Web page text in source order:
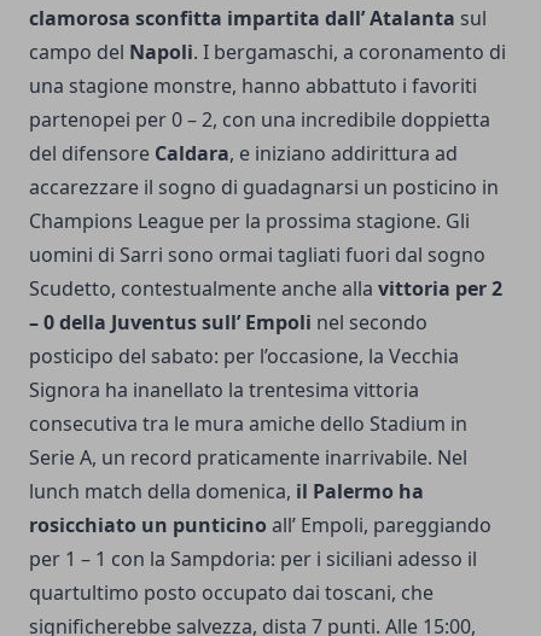
clamorosa sconfitta impartita dall’ Atalanta sul
campo del Napoli. I bergamaschi, a coronamento di
una stagione monstre, hanno abbattuto i favoriti
partenopei per 0 – 2, con una incredibile doppietta
del difensore Caldara, e iniziano addirittura ad
accarezzare il sogno di guadagnarsi un posticino in
Champions League per la prossima stagione. Gli
uomini di Sarri sono ormai tagliati fuori dal sogno
Scudetto, contestualmente anche alla vittoria per 2
– 0 della Juventus sull’ Empoli nel secondo
posticipo del sabato: per l’occasione, la Vecchia
Signora ha inanellato la trentesima vittoria
consecutiva tra le mura amiche dello Stadium in
Serie A, un record praticamente inarrivabile. Nel
lunch match della domenica, il Palermo ha
rosicchiato un punticino all’ Empoli, pareggiando
per 1 – 1 con la Sampdoria: per i siciliani adesso il
quartultimo posto occupato dai toscani, che
significherebbe salvezza, dista 7 punti. Alle 15:00,